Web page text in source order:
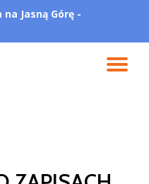
Jasną Górę -